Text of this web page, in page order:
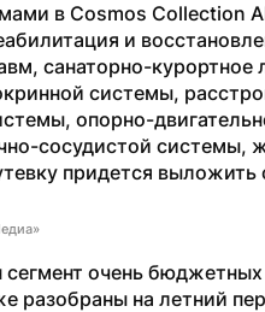
в Cosmos Collection
и
санаторно-курортное
системы,
опорно-
сосудистой системы,
придется
очень
разобраны на летний